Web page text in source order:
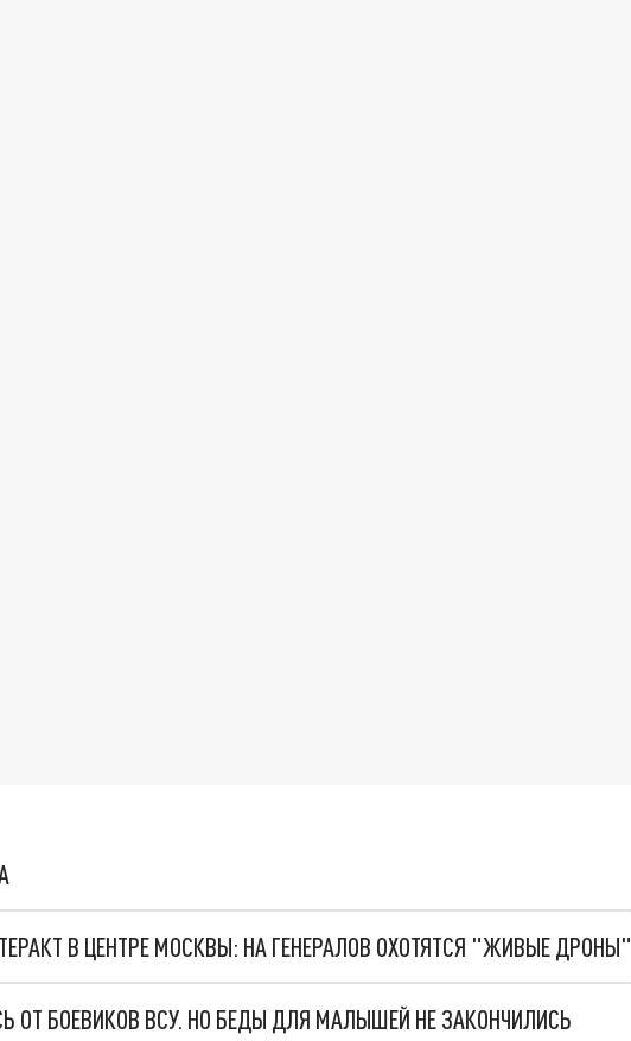
В ЦЕНТРЕ МОСКВЫ: НА ГЕНЕРАЛОВ ОХОТЯТСЯ "ЖИВЫЕ ДРОНЫ"
ОТ БОЕВИКОВ ВСУ. НО БЕДЫ ДЛЯ МАЛЫШЕЙ НЕ ЗАКОНЧИЛИСЬ